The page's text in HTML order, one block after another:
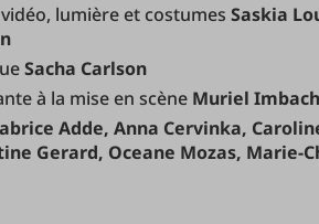
lumière et costumes Saskia
Sacha Carlson
à la mise en scène Muriel Imbach
Adde, Anna Cervinka,
Gerard, Oceane Mozas, Marie-